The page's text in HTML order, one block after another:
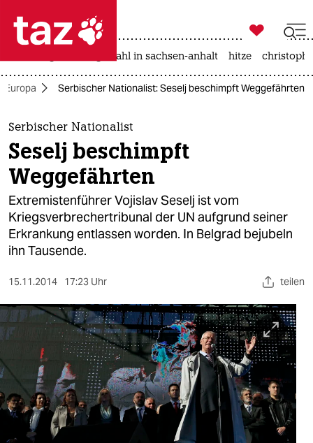
 taz zahl ich
taz zahl ich
themen
politik
öko
gesellschaft
kultur
sport
berlin
nord
wahrheit
verlag
verlag

taz zahl ich
landtagswahl in sachsen-anhalt hitze
Europa Serbischer Nationalist: Seselj beschimpft Weggefährten
Serbischer Nationalist
Seselj beschimpft
Weggefährten
Extremistenführer Vojislav Seselj ist vom
Kriegsverbrechertribunal der UN aufgrund seiner
Erkrankung entlassen worden. In Belgrad bejubeln
ihn Tausende.
15.11.2014 17:23 Uhr teilen